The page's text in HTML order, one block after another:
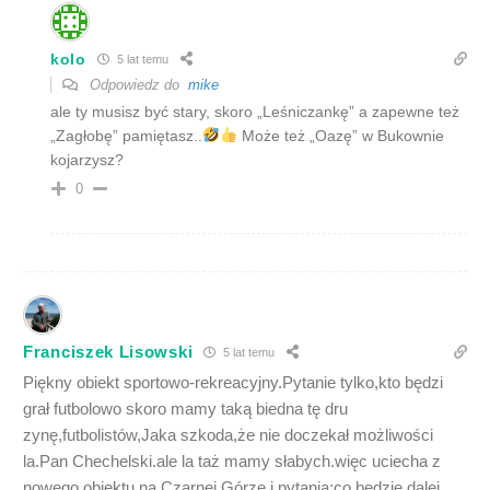
kolo 5 lat temu
Odpowiedz do mike
ale ty musisz być stary, skoro „Leśniczankę” a zapewne też
„Zagłobę” pamiętasz..
Może też „Oazę” w Bukownie
kojarzysz?
0
Franciszek Lisowski 5 lat temu
Piękny obiekt sportowo-rekreacyjny.Pytanie tylko,kto będzi
grał futbolowo skoro mamy taką biedna tę dru
zynę,futbolistów,Jaka szkoda,że nie doczekał możliwości
la.Pan Chechelski.ale la taż mamy słabych.więc uciecha z